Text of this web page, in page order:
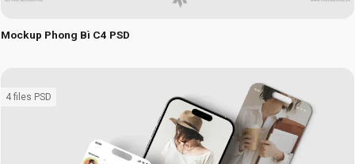
Mockup Phong Bì C4 PSD
4 files PSD